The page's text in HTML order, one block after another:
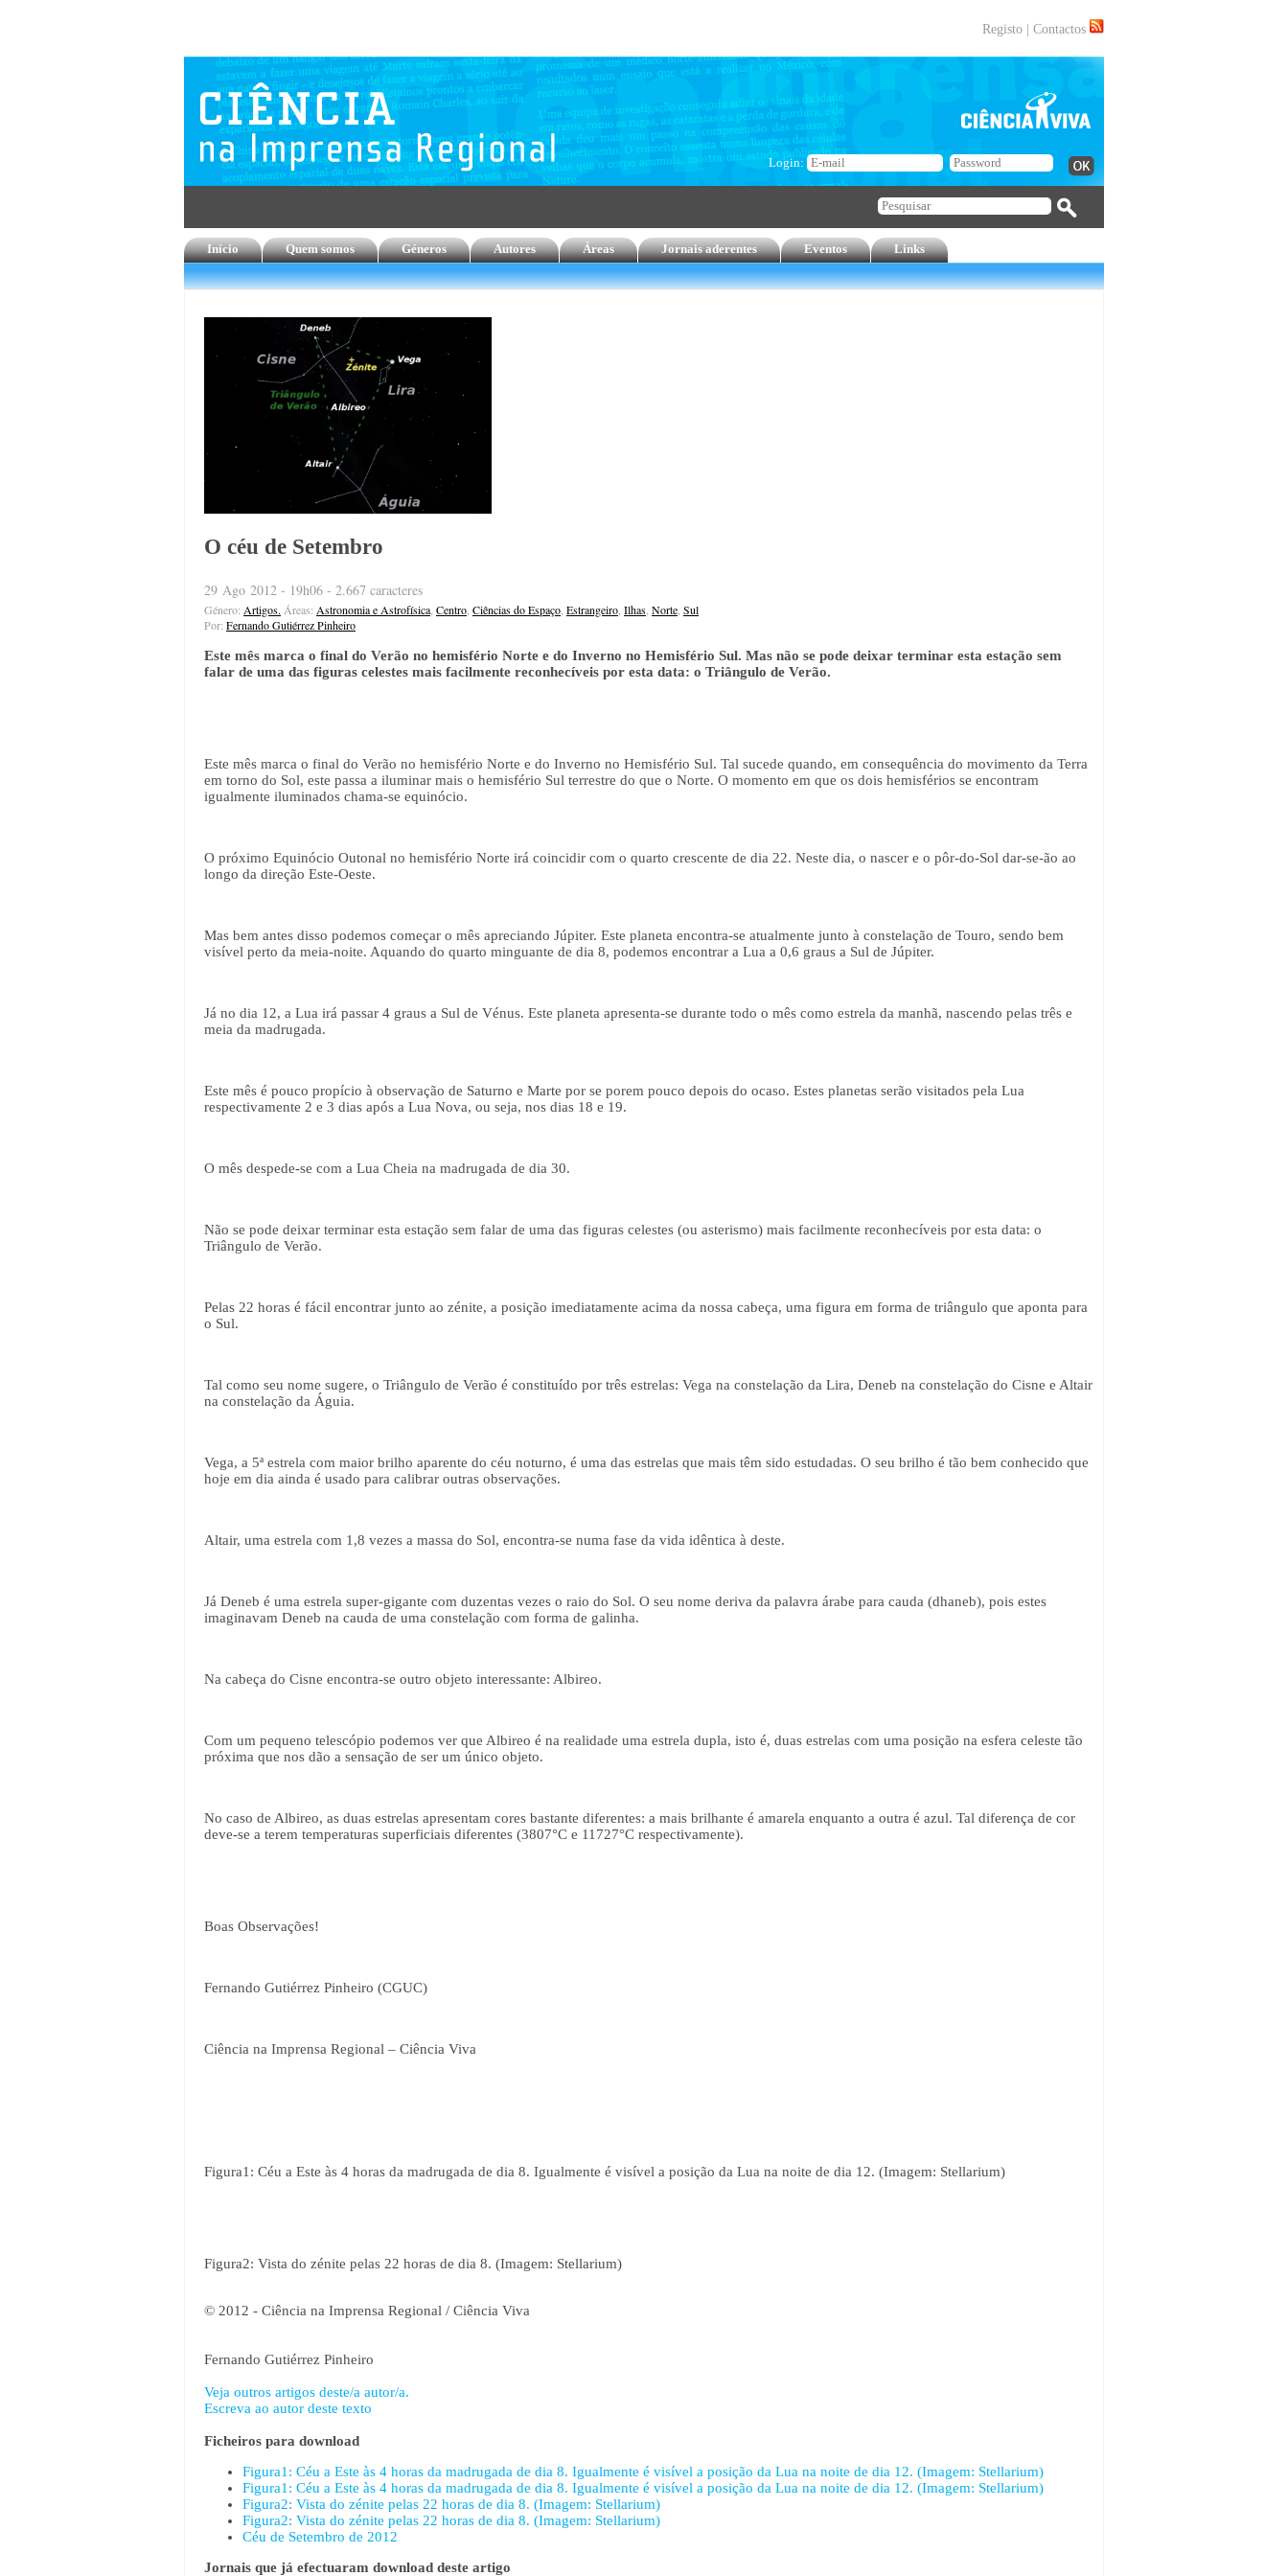
Registo Contactos
Login:
Início Quem somos Géneros Autores Áreas Jornais aderentes Eventos Links
O céu de Setembro
29 Ago 2012 - 19h06 - 2.667 caracteres
Género: Artigos. Áreas: Astronomia e Astrofísica Centro Ciências do Espaço Estrangeiro Ilhas Norte Sul
Por: Fernando Gutiérrez Pinheiro
Este mês marca o final do Verão no hemisfério Norte e do Inverno no Hemisfério Sul. Mas não se pode deixar terminar esta estação sem
falar de uma das figuras celestes mais facilmente reconhecíveis por esta data: o Triângulo de Verão.
Este mês marca o final do Verão no hemisfério Norte e do Inverno no Hemisfério Sul. Tal sucede quando, em consequência do movimento da Terra
em torno do Sol, este passa a iluminar mais o hemisfério Sul terrestre do que o Norte. O momento em que os dois hemisférios se encontram
igualmente iluminados chama-se equinócio.
O próximo Equinócio Outonal no hemisfério Norte irá coincidir com o quarto crescente de dia 22. Neste dia, o nascer e o pôr-do-Sol dar-se-ão ao
longo da direção Este-Oeste.
Mas bem antes disso podemos começar o mês apreciando Júpiter. Este planeta encontra-se atualmente junto à constelação de Touro, sendo bem
visível perto da meia-noite. Aquando do quarto minguante de dia 8, podemos encontrar a Lua a 0,6 graus a Sul de Júpiter.
Já no dia 12, a Lua irá passar 4 graus a Sul de Vénus. Este planeta apresenta-se durante todo o mês como estrela da manhã, nascendo pelas três e
meia da madrugada.
Este mês é pouco propício à observação de Saturno e Marte por se porem pouco depois do ocaso. Estes planetas serão visitados pela Lua
respectivamente 2 e 3 dias após a Lua Nova, ou seja, nos dias 18 e 19.
O mês despede-se com a Lua Cheia na madrugada de dia 30.
Não se pode deixar terminar esta estação sem falar de uma das figuras celestes (ou asterismo) mais facilmente reconhecíveis por esta data: o
Triângulo de Verão.
Pelas 22 horas é fácil encontrar junto ao zénite, a posição imediatamente acima da nossa cabeça, uma figura em forma de triângulo que aponta para
o Sul.
Tal como seu nome sugere, o Triângulo de Verão é constituído por três estrelas: Vega na constelação da Lira, Deneb na constelação do Cisne e Altair
na constelação da Águia.
Vega, a 5ª estrela com maior brilho aparente do céu noturno, é uma das estrelas que mais têm sido estudadas. O seu brilho é tão bem conhecido que
hoje em dia ainda é usado para calibrar outras observações.
Altair, uma estrela com 1,8 vezes a massa do Sol, encontra-se numa fase da vida idêntica à deste.
Já Deneb é uma estrela super-gigante com duzentas vezes o raio do Sol. O seu nome deriva da palavra árabe para cauda (dhaneb), pois estes
imaginavam Deneb na cauda de uma constelação com forma de galinha.
Na cabeça do Cisne encontra-se outro objeto interessante: Albireo.
Com um pequeno telescópio podemos ver que Albireo é na realidade uma estrela dupla, isto é, duas estrelas com uma posição na esfera celeste tão
próxima que nos dão a sensação de ser um único objeto.
No caso de Albireo, as duas estrelas apresentam cores bastante diferentes: a mais brilhante é amarela enquanto a outra é azul. Tal diferença de cor
deve-se a terem temperaturas superficiais diferentes (3807°C e 11727°C respectivamente).
Boas Observações!
Fernando Gutiérrez Pinheiro (CGUC)
Ciência na Imprensa Regional – Ciência Viva
Figura1: Céu a Este às 4 horas da madrugada de dia 8. Igualmente é visível a posição da Lua na noite de dia 12. (Imagem: Stellarium)
Figura2: Vista do zénite pelas 22 horas de dia 8. (Imagem: Stellarium)
© 2012 - Ciência na Imprensa Regional / Ciência Viva
Fernando Gutiérrez Pinheiro
Veja outros artigos deste/a autor/a.
Escreva ao autor deste texto
Ficheiros para download
Figura1: Céu a Este às 4 horas da madrugada de dia 8. Igualmente é visível a posição da Lua na noite de dia 12. (Imagem: Stellarium)
Figura1: Céu a Este às 4 horas da madrugada de dia 8. Igualmente é visível a posição da Lua na noite de dia 12. (Imagem: Stellarium)
Figura2: Vista do zénite pelas 22 horas de dia 8. (Imagem: Stellarium)
Figura2: Vista do zénite pelas 22 horas de dia 8. (Imagem: Stellarium)
Céu de Setembro de 2012
Jornais que já efectuaram download deste artigo